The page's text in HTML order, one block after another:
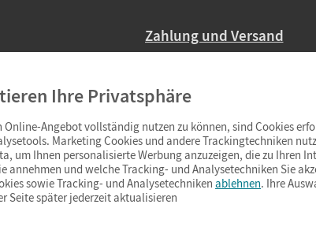
Zahlung und Versand
Ab 59,– EUR Bestellwert
(Lieferung in 3–6 Tagen).
Ihre Privatsphäre
Online-Angebot vollständig nutzen zu können, sind Cookies
Marketing Cookies und andere Trackingtechniken
um Ihnen personalisierte Werbung anzuzeigen, die zu Ihren
annehmen und welche Tracking- und Analysetechniken Sie
sowie Tracking- und Analysetechniken ablehnen. Ihre
Seite später jederzeit aktualisieren